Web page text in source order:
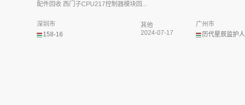
配件回收 西门子CPU217控制器模块回...
158-16
深圳市
其他
2024-07-17
历代星辰监护人
广州市